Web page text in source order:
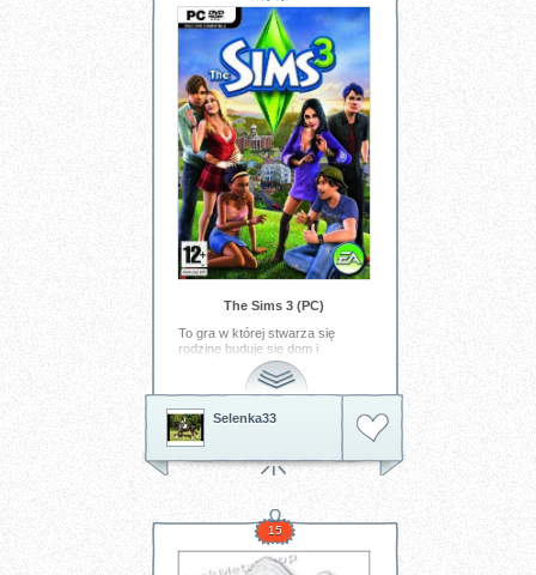
The Sims 3 (PC)
To gra w której stwarza się
rodzinę buduje się dom i
mieszka jak w prawdziwym
Tagi:
Selenka33
15